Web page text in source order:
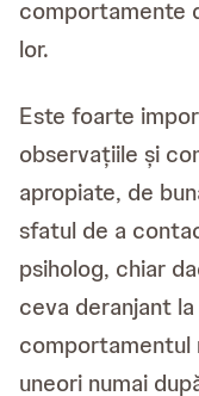
comportamente
lor.
Este foarte
observațiile și
apropiate, de
sfatul de a
psiholog, chiar
ceva deranjant
comportamentul
uneori numai